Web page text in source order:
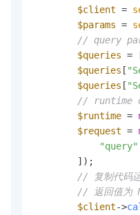
$client =
$params =
// query
$queries =
$queries [
$queries [
// runtime
$runtime =
$request =
"query"
        ]);
// 复制代码
// 返回值为
$client->